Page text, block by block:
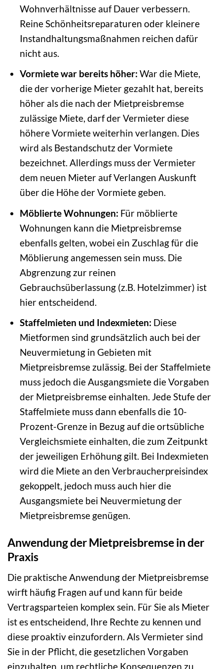
Wohnverhältnisse auf Dauer verbessern.
Reine Schönheitsreparaturen oder kleinere
Instandhaltungsmaßnahmen reichen dafür
nicht aus.
Vormiete war bereits höher: War die Miete,
die der vorherige Mieter gezahlt hat, bereits
höher als die nach der Mietpreisbremse
zulässige Miete, darf der Vermieter diese
höhere Vormiete weiterhin verlangen. Dies
wird als Bestandschutz der Vormiete
bezeichnet. Allerdings muss der Vermieter
dem neuen Mieter auf Verlangen Auskunft
über die Höhe der Vormiete geben.
Möblierte Wohnungen: Für möblierte
Wohnungen kann die Mietpreisbremse
ebenfalls gelten, wobei ein Zuschlag für die
Möblierung angemessen sein muss. Die
Abgrenzung zur reinen
Gebrauchsüberlassung (z.B. Hotelzimmer) ist
hier entscheidend.
Staffelmieten und Indexmieten: Diese
Mietformen sind grundsätzlich auch bei der
Neuvermietung in Gebieten mit
Mietpreisbremse zulässig. Bei der Staffelmiete
muss jedoch die Ausgangsmiete die Vorgaben
der Mietpreisbremse einhalten. Jede Stufe der
Staffelmiete muss dann ebenfalls die 10-
Prozent-Grenze in Bezug auf die ortsübliche
Vergleichsmiete einhalten, die zum Zeitpunkt
der jeweiligen Erhöhung gilt. Bei Indexmieten
wird die Miete an den Verbraucherpreisindex
gekoppelt, jedoch muss auch hier die
Ausgangsmiete bei Neuvermietung der
Mietpreisbremse genügen.
Anwendung der Mietpreisbremse in der
Praxis
Die praktische Anwendung der Mietpreisbremse
wirft häufig Fragen auf und kann für beide
Vertragsparteien komplex sein. Für Sie als Mieter
ist es entscheidend, Ihre Rechte zu kennen und
diese proaktiv einzufordern. Als Vermieter sind
Sie in der Pflicht, die gesetzlichen Vorgaben
einzuhalten, um rechtliche Konsequenzen zu